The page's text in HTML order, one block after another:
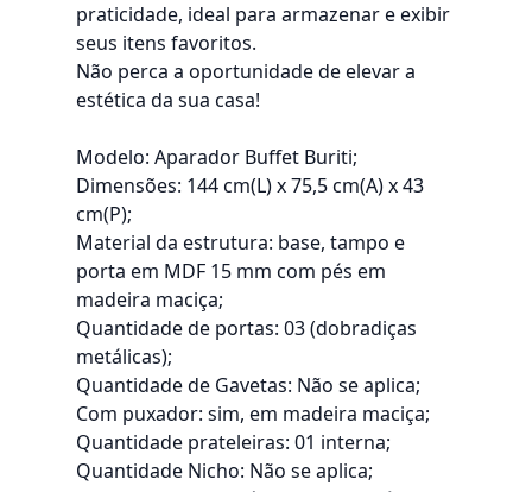
praticidade, ideal para armazenar e exibir
seus itens favoritos.
Não perca a oportunidade de elevar a
estética da sua casa!
Modelo: Aparador Buffet Buriti;
Dimensões: 144 cm(L) x 75,5 cm(A) x 43
cm(P);
Material da estrutura: base, tampo e
porta em MDF 15 mm com pés em
madeira maciça;
Quantidade de portas: 03 (dobradiças
metálicas);
Quantidade de Gavetas: Não se aplica;
Com puxador: sim, em madeira maciça;
Quantidade prateleiras: 01 interna;
Quantidade Nicho: Não se aplica;